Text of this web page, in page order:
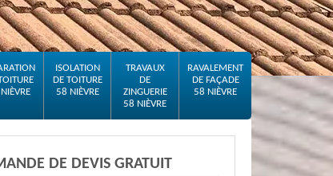
ISOLATION
DE TOITURE
58 NIÈVRE
TRAVAUX
DE
ZINGUERIE
58 NIÈVRE
RAVALEMENT
DE FAÇADE
58 NIÈVRE
DE DEVIS GRATUIT